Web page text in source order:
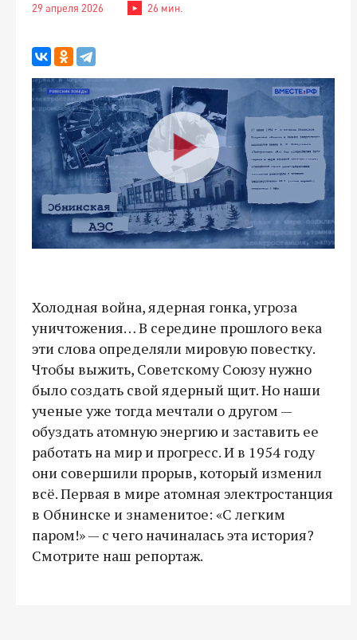
29 апреля 2026 26 мин.
Холодная война, ядерная гонка, угроза
уничтожения… В середине прошлого века
эти слова определяли мировую повестку.
Чтобы выжить, Советскому Союзу нужно
было создать свой ядерный щит. Но наши
ученые уже тогда мечтали о другом —
обуздать атомную энергию и заставить ее
работать на мир и прогресс. И в 1954 году
они совершили прорыв, который изменил
всё. Первая в мире атомная электростанция
в Обнинске и знаменитое: «С легким
паром!» — с чего начиналась эта история?
Смотрите наш репортаж.